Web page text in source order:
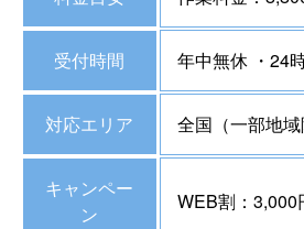
受付時間 年中無休 ・24
対応エリア 全国（一部地域
キャンペー
ン
WEB割：3,000